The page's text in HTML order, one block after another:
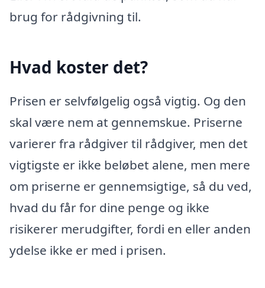
brug for rådgivning til.
Hvad koster det?
Prisen er selvfølgelig også vigtig. Og den
skal være nem at gennemskue. Priserne
varierer fra rådgiver til rådgiver, men det
vigtigste er ikke beløbet alene, men mere
om priserne er gennemsigtige, så du ved,
hvad du får for dine penge og ikke
risikerer merudgifter, fordi en eller anden
ydelse ikke er med i prisen.